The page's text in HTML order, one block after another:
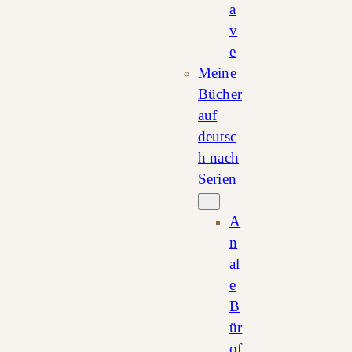
a
v
e
Meine
Bücher
auf
deutsc
h nach
Serien
A
n
al
e
B
ür
of